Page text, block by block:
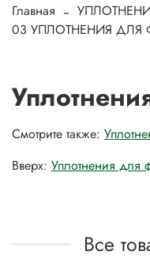
Главная
03 УПЛОТНЕНИЯ ДЛЯ
Смотрите также:
Вверх: Уплотнения для
Все